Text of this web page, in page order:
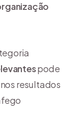
pode
resultados